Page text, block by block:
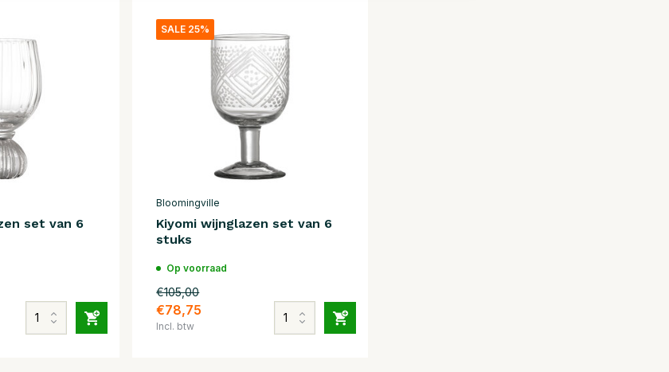
set van 6
SALE 25%
Bloomingville
Kiyomi wijnglazen set van 6
stuks
Op voorraad
€105,00
€78,75
Incl. btw